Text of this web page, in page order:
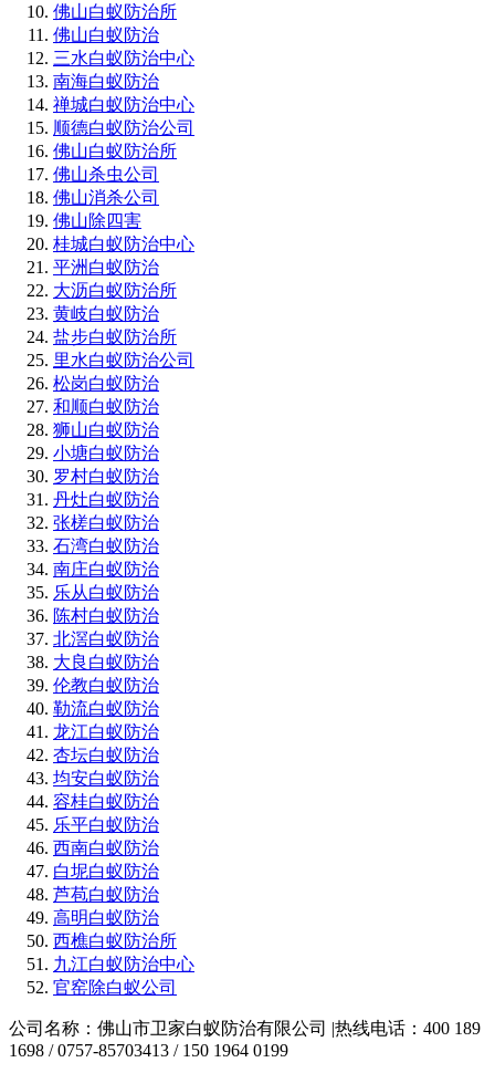
佛山白蚁防治所
佛山白蚁防治
三水白蚁防治中心
南海白蚁防治
禅城白蚁防治中心
顺德白蚁防治公司
佛山白蚁防治所
佛山杀虫公司
佛山消杀公司
佛山除四害
桂城白蚁防治中心
平洲白蚁防治
大沥白蚁防治所
黄岐白蚁防治
盐步白蚁防治所
里水白蚁防治公司
松岗白蚁防治
和顺白蚁防治
狮山白蚁防治
小塘白蚁防治
罗村白蚁防治
丹灶白蚁防治
张槎白蚁防治
石湾白蚁防治
南庄白蚁防治
乐从白蚁防治
陈村白蚁防治
北滘白蚁防治
大良白蚁防治
伦教白蚁防治
勒流白蚁防治
龙江白蚁防治
杏坛白蚁防治
均安白蚁防治
容桂白蚁防治
乐平白蚁防治
西南白蚁防治
白坭白蚁防治
芦苞白蚁防治
高明白蚁防治
西樵白蚁防治所
九江白蚁防治中心
官窑除白蚁公司
公司名称：佛山市卫家白蚁防治有限公司 |热线电话：400 189
1698 / 0757-85703413 / 150 1964 0199